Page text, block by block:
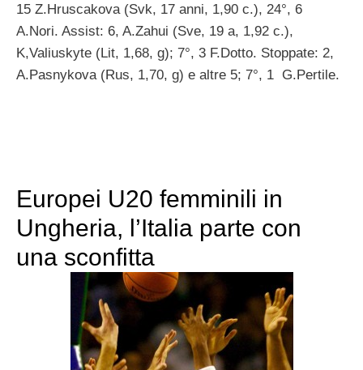
15 Z.Hruscakova (Svk, 17 anni, 1,90 c.), 24°, 6
A.Nori. Assist: 6, A.Zahui (Sve, 19 a, 1,92 c.),
K,Valiuskyte (Lit, 1,68, g); 7°, 3 F.Dotto. Stoppate: 2,
A.Pasnykova (Rus, 1,70, g) e altre 5; 7°, 1 G.Pertile.
Europei U20 femminili in
Ungheria, l’Italia parte con
una sconfitta